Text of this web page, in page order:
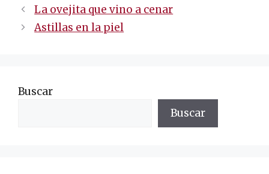
Navegación
de
La ovejita que vino a cenar
Astillas en la piel
Buscar
Buscar